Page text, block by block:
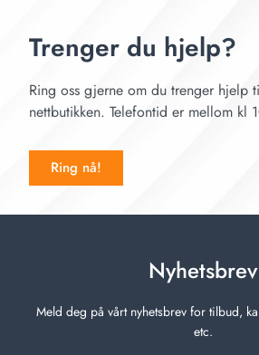
Trenger du hjelp?
Ring oss gjerne om du trenger hjelp
nettbutikken. Telefontid er mellom kl
Ring nå!
Nyhetsbrev
Meld deg på vårt nyhetsbrev for tilbud,
etc.